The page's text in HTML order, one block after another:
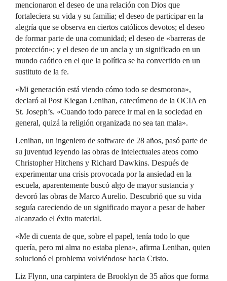
mencionaron el deseo de una relación con Dios que
fortaleciera su vida y su familia; el deseo de participar en la
alegría que se observa en ciertos católicos devotos; el deseo
de formar parte de una comunidad; el deseo de «barreras de
protección»; y el deseo de un ancla y un significado en un
mundo caótico en el que la política se ha convertido en un
sustituto de la fe.
«Mi generación está viendo cómo todo se desmorona»,
declaró al Post Kiegan Lenihan, catecúmeno de la OCIA en
St. Joseph’s. «Cuando todo parece ir mal en la sociedad en
general, quizá la religión organizada no sea tan mala».
Lenihan, un ingeniero de software de 28 años, pasó parte de
su juventud leyendo las obras de intelectuales ateos como
Christopher Hitchens y Richard Dawkins. Después de
experimentar una crisis provocada por la ansiedad en la
escuela, aparentemente buscó algo de mayor sustancia y
devoró las obras de Marco Aurelio. Descubrió que su vida
seguía careciendo de un significado mayor a pesar de haber
alcanzado el éxito material.
«Me di cuenta de que, sobre el papel, tenía todo lo que
quería, pero mi alma no estaba plena», afirma Lenihan, quien
solucionó el problema volviéndose hacia Cristo.
Liz Flynn, una carpintera de Brooklyn de 35 años que forma